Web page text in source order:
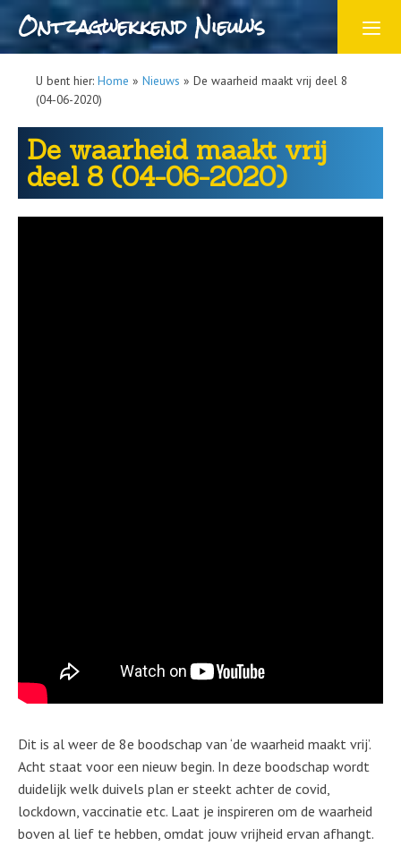
Ontzagwekkend Nieuws
U bent hier: Home » Nieuws » De waarheid maakt vrij deel 8
(04-06-2020)
De waarheid maakt vrij
deel 8 (04-06-2020)
Dit is al weer de 8e boodschap van ‘de waarheid maakt vrij’.
Acht staat voor een nieuw begin. In deze boodschap wordt
duidelijk welk duivels plan er steekt achter de covid,
lockdown, vaccinatie etc. Laat je inspireren om de waarheid
boven al lief te hebben, omdat jouw vrijheid ervan afhangt.